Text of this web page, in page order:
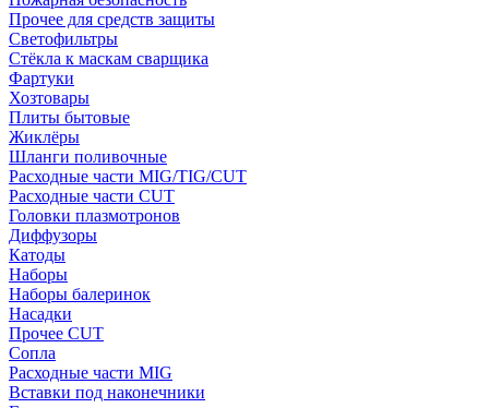
Прочее для средств защиты
Светофильтры
Стёкла к маскам сварщика
Фартуки
Хозтовары
Плиты бытовые
Жиклёры
Шланги поливочные
Расходные части MIG/TIG/CUT
Расходные части CUT
Головки плазмотронов
Диффузоры
Катоды
Наборы
Наборы балеринок
Насадки
Прочее CUT
Сопла
Расходные части MIG
Вставки под наконечники